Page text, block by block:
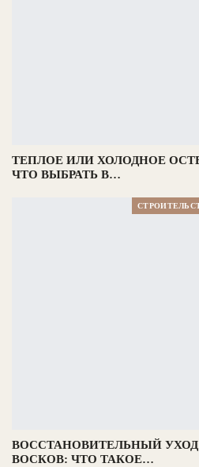
ТЕПЛОЕ ИЛИ ХОЛОДНОЕ
ЧТО ВЫБРАТЬ В…
ВОССТАНОВИТЕЛЬНЫЙ
ВОСКОВ: ЧТО ТАКОЕ…